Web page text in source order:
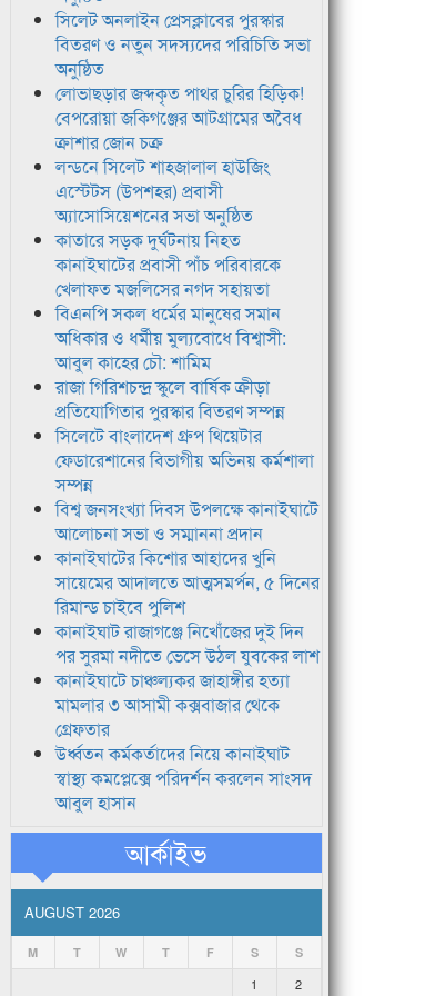
সিলেট অনলাইন প্রেসক্লাবের পুরস্কার
বিতরণ ও নতুন সদস্যদের পরিচিতি সভা
অনুষ্ঠিত
লোভাছড়ার জব্দকৃত পাথর চুরির হিড়িক!
বেপরোয়া জকিগঞ্জের আটগ্রামের অবৈধ
ক্রাশার জোন চক্র
লন্ডনে সিলেট শাহজালাল হাউজিং
এস্টেটস (উপশহর) প্রবাসী
অ্যাসোসিয়েশনের সভা অনুষ্ঠিত
কাতারে সড়ক দুর্ঘটনায় নিহত
কানাইঘাটের প্রবাসী পাঁচ পরিবারকে
খেলাফত মজলিসের নগদ সহায়তা
বিএনপি সকল ধর্মের মানুষের সমান
অধিকার ও ধর্মীয় মুল্যবোধে বিশ্বাসী:
আবুল কাহের চৌ: শামিম
রাজা গিরিশচন্দ্র স্কুলে বার্ষিক ক্রীড়া
প্রতিযোগিতার পুরস্কার বিতরণ সম্পন্ন
সিলেটে বাংলাদেশ গ্রুপ থিয়েটার
ফেডারেশানের বিভাগীয় অভিনয় কর্মশালা
সম্পন্ন
বিশ্ব জনসংখ্যা দিবস উপলক্ষে কানাইঘাটে
আলোচনা সভা ও সম্মাননা প্রদান
কানাইঘাটের কিশোর আহাদের খুনি
সায়েমের আদালতে আত্মসমর্পন, ৫ দিনের
রিমান্ড চাইবে পুলিশ
কানাইঘাট রাজাগঞ্জে নিখোঁজের দুই দিন
পর সুরমা নদীতে ভেসে উঠল যুবকের লাশ
কানাইঘাটে চাঞ্চল্যকর জাহাঙ্গীর হত্যা
মামলার ৩ আসামী কক্সবাজার থেকে
গ্রেফতার
উর্ধ্বতন কর্মকর্তাদের নিয়ে কানাইঘাট
স্বাস্থ্য কমপ্লেক্সে পরিদর্শন করলেন সাংসদ
আবুল হাসান
আর্কাইভ
AUGUST 2026
M T W T F S S
1
2